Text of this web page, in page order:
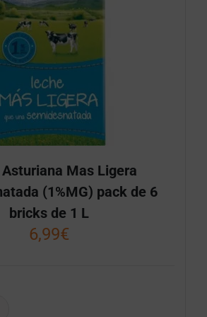
Mas Ligera
(1%MG) pack de 6
bricks de 1 L
6,99€